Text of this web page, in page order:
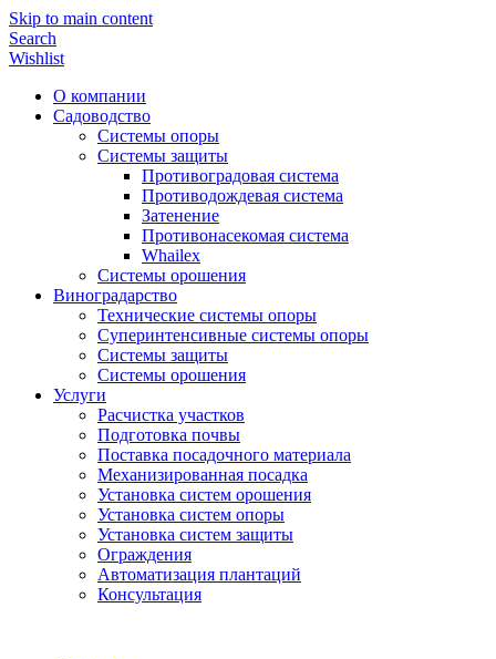
Skip to main content
Search
Wishlist
О компании
Садоводство
Системы опоры
Системы защиты
Противоградовая система
Противодождевая система
Затенение
Противонасекомая система
Whailex
Системы орошения
Виноградарство
Технические системы опоры
Суперинтенсивные системы опоры
Системы защиты
Системы орошения
Услуги
Расчистка участков
Подготовка почвы
Поставка посадочного материала
Механизированная посадка
Установка систем орошения
Установка систем опоры
Установка систем защиты
Ограждения
Автоматизация плантаций
Консультация